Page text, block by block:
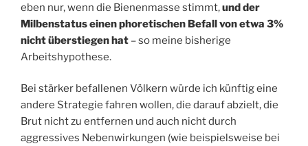
eben nur, wenn die Bienenmasse stimmt,und der
Milbenstatus einen phoretischen Befall von etwa 3%
nicht überstiegen hat – so meine bisherige
Arbeitshypothese.
Bei stärker befallenen Völkern würde ich künftig eine
andere Strategie fahren wollen, die darauf abzielt, die
Brut nicht zu entfernen und auch nicht durch
aggressives Nebenwirkungen (wie beispielsweise bei